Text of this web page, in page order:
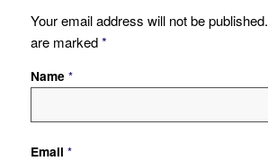
Your email address will not be published.
are marked*
Name *
Email *